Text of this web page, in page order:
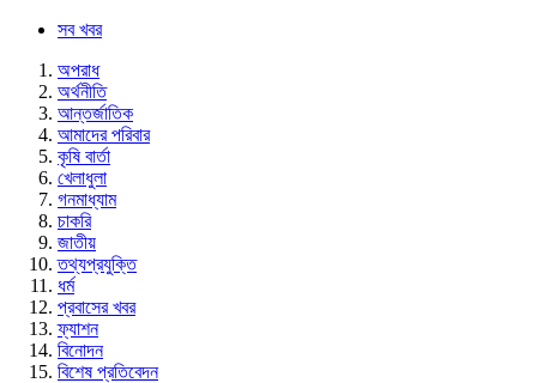
সব খবর
অপরাধ
অর্থনীতি
আন্তর্জাতিক
আমাদের পরিবার
কৃষি বার্তা
খেলাধুলা
গনমাধ্যাম
চাকরি
জাতীয়
তথ্যপ্রযুক্তি
ধর্ম
প্রবাসের খবর
ফ্যাশন
বিনোদন
বিশেষ প্রতিবেদন